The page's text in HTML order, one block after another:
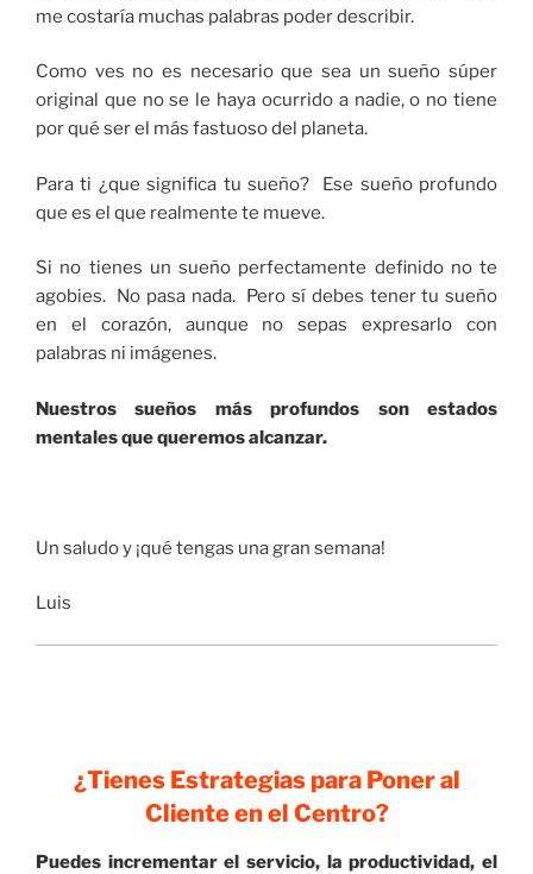
me costaría muchas palabras poder describir.
Como ves no es necesario que sea un sueño súper
original que no se le haya ocurrido a nadie, o no tiene
por qué ser el más fastuoso del planeta.
Para ti ¿que significa tu sueño? Ese sueño profundo
que es el que realmente te mueve.
Si no tienes un sueño perfectamente definido no te
agobies. No pasa nada. Pero sí debes tener tu sueño
en el corazón, aunque no sepas expresarlo con
palabras ni imágenes.
Nuestros sueños más profundos son estados
mentales que queremos alcanzar.
Un saludo y ¡qué tengas una gran semana!
Luis
¿Tienes Estrategias para Poner al
Cliente en el Centro?
Puedes incrementar el servicio, la productividad, el